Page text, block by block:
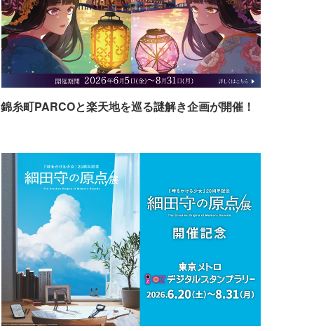
錦糸町PARCOと楽天地を巡る謎解き企画が開催！